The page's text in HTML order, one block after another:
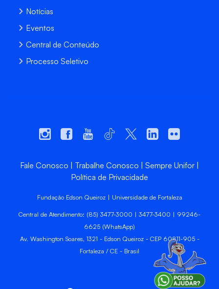
Notícias
Eventos
Central de Conteúdo
Processo Seletivo
Fale Conosco Trabalhe Conosco
Sempre Unifor
Política de Privacidade
Fundação Edson Queiroz | Universidade de Fortaleza
Central de Atendimento: (85) 3477-3000 | 3477-3400 | 99246-
6625 (WhatsApp)
Av. Washington Soares, 1321 - Edson Queiroz - CEP 60811-905 -
Fortaleza / CE - Brasil